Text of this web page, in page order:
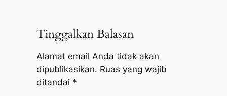
Tinggalkan Balasan
Alamat email Anda tidak akan
dipublikasikan. Ruas yang wajib
ditandai *